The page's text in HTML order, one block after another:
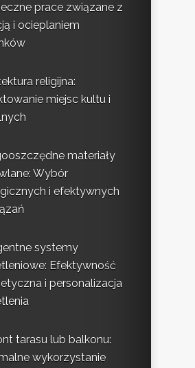
prace związane z
i ocieplaniem
religijna:
miejsc kultu i
materiały
Wybór
i efektywnych
systemy
Efektywność
i personalizacja
tarasu lub balkonu:
wykorzystanie